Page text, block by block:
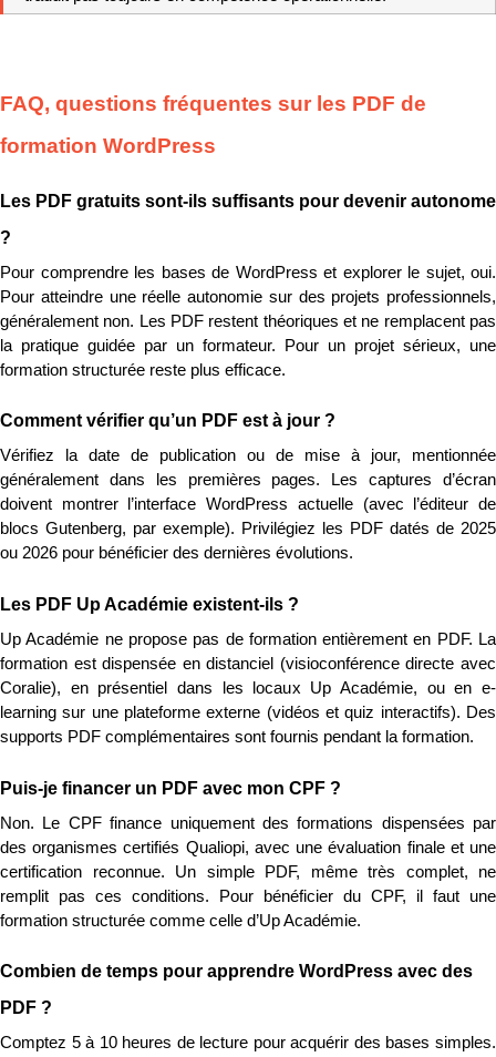
FAQ, questions fréquentes sur les PDF de
formation WordPress
Les PDF gratuits sont-ils suffisants pour devenir autonome
?
Pour comprendre les bases de WordPress et explorer le sujet, oui.
Pour atteindre une réelle autonomie sur des projets professionnels,
généralement non. Les PDF restent théoriques et ne remplacent pas
la pratique guidée par un formateur. Pour un projet sérieux, une
formation structurée reste plus efficace.
Comment vérifier qu’un PDF est à jour ?
Vérifiez la date de publication ou de mise à jour, mentionnée
généralement dans les premières pages. Les captures d’écran
doivent montrer l’interface WordPress actuelle (avec l’éditeur de
blocs Gutenberg, par exemple). Privilégiez les PDF datés de 2025
ou 2026 pour bénéficier des dernières évolutions.
Les PDF Up Académie existent-ils ?
Up Académie ne propose pas de formation entièrement en PDF. La
formation est dispensée en distanciel (visioconférence directe avec
Coralie), en présentiel dans les locaux Up Académie, ou en e-
learning sur une plateforme externe (vidéos et quiz interactifs). Des
supports PDF complémentaires sont fournis pendant la formation.
Puis-je financer un PDF avec mon CPF ?
Non. Le CPF finance uniquement des formations dispensées par
des organismes certifiés Qualiopi, avec une évaluation finale et une
certification reconnue. Un simple PDF, même très complet, ne
remplit pas ces conditions. Pour bénéficier du CPF, il faut une
formation structurée comme celle d’Up Académie.
Combien de temps pour apprendre WordPress avec des
PDF ?
Comptez 5 à 10 heures de lecture pour acquérir des bases simples.